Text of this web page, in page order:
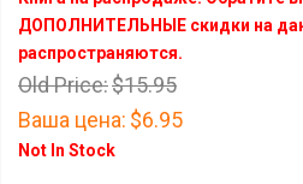
ДОПОЛНИТЕЛЬНЫЕ скидки на
распространяются.
Old Price:$15.95
Ваша цена: $6.95
Not In Stock